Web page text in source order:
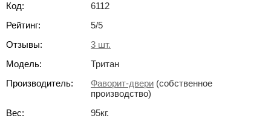
Код:
6112
Рейтинг:
5/5
Отзывы:
3 шт.
Модель:
Тритан
Производитель:
Фаворит-двери (собственное
производство)
Вес:
95кг.